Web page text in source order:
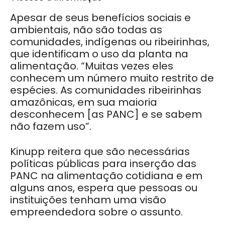
Apesar de seus benefícios sociais e
ambientais, não são todas as
comunidades, indígenas ou ribeirinhas,
que identificam o uso da planta na
alimentação. “Muitas vezes eles
conhecem um número muito restrito de
espécies. As comunidades ribeirinhas
amazônicas, em sua maioria
desconhecem [as PANC] e se sabem
não fazem uso”.
Kinupp reitera que são necessárias
políticas públicas para inserção das
PANC na alimentação cotidiana e em
alguns anos, espera que pessoas ou
instituições tenham uma visão
empreendedora sobre o assunto.